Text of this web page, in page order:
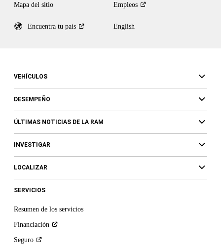
Mapa del sitio Empleos
Encuentra tu país English
VEHÍCULOS
DESEMPEÑO
ÚLTIMAS NOTICIAS DE LA RAM
INVESTIGAR
LOCALIZAR
SERVICIOS
Resumen de los servicios
Financiación
Seguro